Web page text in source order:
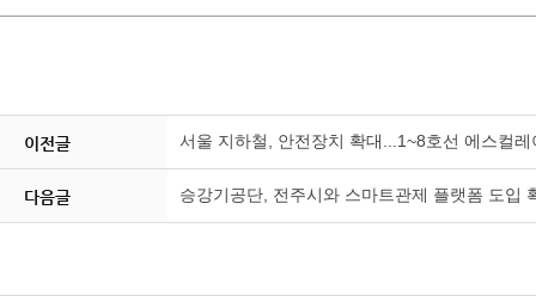
이전글 서울 지하철, 안전장치 확대...1~8호선 에스컬
다음글 승강기공단, 전주시와 스마트관제 플랫폼 도입